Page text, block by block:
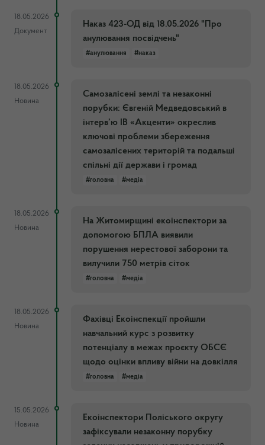
18.05.2026
Документ
Наказ 423-ОД від 18.05.2026 "Про
анулювання посвідчень"
#анулювання #наказ
18.05.2026
Новина
Самозалісені землі та незаконні
порубки: Євгеній Медведовський в
інтерв’ю ІВ «Акценти» окреслив
ключові проблеми збереження
самозалісених територій та подальші
спільні дії держави і громад
#головна #медіа
18.05.2026
Новина
На Житомирщині екоінспектори за
допомогою БПЛА виявили
порушення нерестової заборони та
вилучили 750 метрів сіток
#головна #медіа
18.05.2026
Новина
Фахівці Екоінспекції пройшли
навчальний курс з розвитку
потенціалу в межах проєкту ОБСЄ
щодо оцінки впливу війни на довкілля
#головна #медіа
15.05.2026
Новина
Екоінспектори Поліського округу
зафіксували незаконну порубку